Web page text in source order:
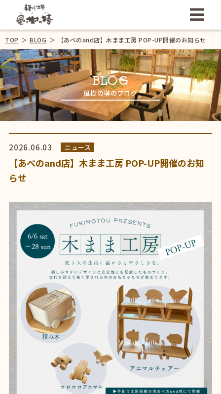
TOP ＞ BLOG ＞ 【あべのand店】木まま工房 POP-UP開催のお知らせ
BLOG
風樹の塔のブログ
2026.06.03 ニュース
【あべのand店】木まま工房 POP-UP開催のお知
らせ